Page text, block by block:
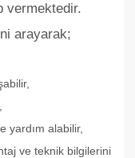
vermektedir.
arayarak;
yardım alabilir,
ve teknik bilgilerini